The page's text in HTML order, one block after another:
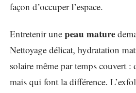
façon d’occuper l’espace.
Entretenir une peau mature
Nettoyage délicat, hydratation
solaire même par temps couvert :
mais qui font la différence.